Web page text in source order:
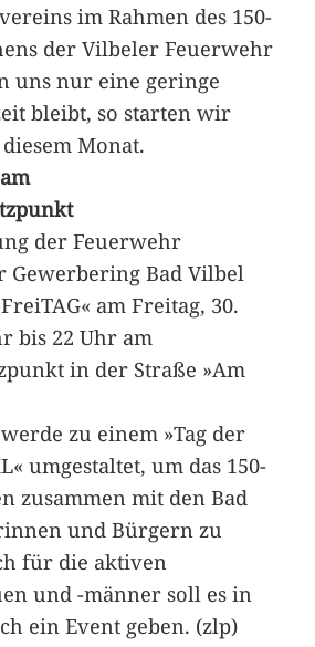
im Rahmen des 150-
der Vilbeler Feuerwehr
uns nur eine geringe
bleibt, so starten wir
Monat.
der Feuerwehr
Gewerbering Bad Vilbel
am Freitag, 30.
bis 22 Uhr am
in der Straße »Am
zu einem »Tag der
umgestaltet, um das 150-
zusammen mit den Bad
und Bürgern zu
für die aktiven
und -männer soll es in
ein Event geben. (zlp)